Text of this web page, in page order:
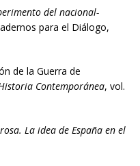
del nacional-
para el Diálogo,
de la Guerra de
Contemporánea, vol.
La idea de España en el